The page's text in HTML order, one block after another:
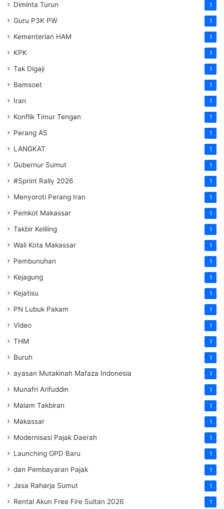
Diminta Turun 1
Guru P3K PW 1
Kementerian HAM 1
KPK 1
Tak Digaji 1
Bamsoet 1
Iran 1
Konflik Timur Tengan 1
Perang AS 1
LANGKAT 1
Gubernur Sumut 1
#Sprint Rally 2026 1
Menyoroti Perang Iran 1
Pemkot Makassar 1
Takbir Keliling 1
Wali Kota Makassar 1
Pembunuhan 1
Kejagung 1
Kejatisu 1
PN Lubuk Pakam 1
Video 1
THM 1
Buruh 1
ayasan Mutakinah Mafaza Indonesia 1
Munafri Arifuddin 1
Malam Takbiran 1
Makassar 1
Modernisasi Pajak Daerah 1
Launching OPD Baru 1
dan Pembayaran Pajak 1
Jasa Raharja Sumut 1
Rental Akun Free Fire Sultan 2026 1